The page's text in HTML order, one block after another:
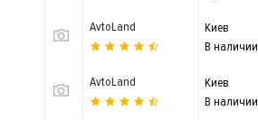
AvtoLand
Киев
В наличии
AvtoLand
Киев
В наличии